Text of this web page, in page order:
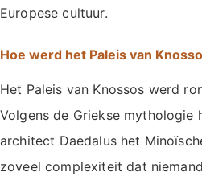
Europese cultuur.
Hoe werd het Paleis van
Het Paleis van Knossos werd
Volgens de Griekse mythologie
architect Daedalus het
zoveel complexiteit dat